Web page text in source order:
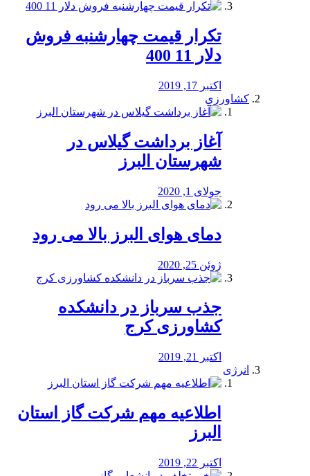
تکرار قیمت چهارشنبه فروش
دلار 11 400
اکتبر 17, 2019
کشاورزی
آغاز برداشت گیلاس در
شهرستان البرز
جولای 1, 2020
دمای هوای البرز بالا می رود
ژوئن 25, 2020
جذب سرباز در دانشکده
کشاورزی کرج
اکتبر 21, 2019
انرژی
️اطلاعیه مهم شرکت گاز استان
البرز
اکتبر 22, 2019